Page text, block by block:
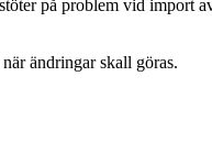
på problem vid import
ändringar skall göras.